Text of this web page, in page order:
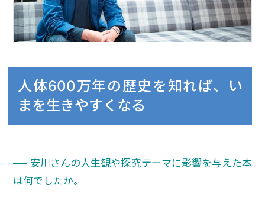
人体600万年の歴史を知れば、い
まを生きやすくなる
── 安川さんの人生観や探究テーマに影響を与えた本
は何でしたか。